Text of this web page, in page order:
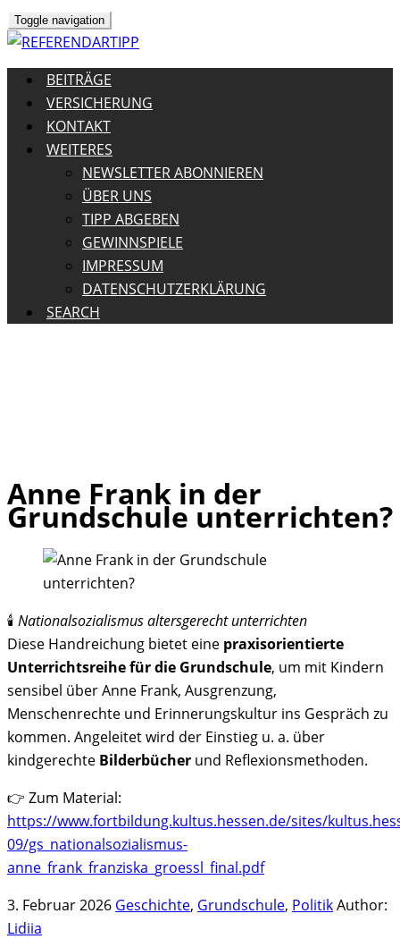
Toggle navigation
BEITRÄGE
VERSICHERUNG
KONTAKT
WEITERES
NEWSLETTER ABONNIEREN
ÜBER UNS
TIPP ABGEBEN
GEWINNSPIELE
IMPRESSUM
DATENSCHUTZERKLÄRUNG
SEARCH
Skip
to
Anne Frank in der
Grundschule unterrichten?
🕯️ Nationalsozialismus altersgerecht unterrichten
Diese Handreichung bietet eine praxisorientierte
Unterrichtsreihe für die Grundschule, um mit Kindern
sensibel über Anne Frank, Ausgrenzung,
Menschenrechte und Erinnerungskultur ins Gespräch zu
kommen. Angeleitet wird der Einstieg u. a. über
kindgerechte Bilderbücher und Reflexionsmethoden.
👉 Zum Material:
https://www.fortbildung.kultus.hessen.de/sites/
09/gs_nationalsozialismus-
anne_frank_franziska_groessl_final.pdf
3. Februar 2026 Geschichte, Grundschule, PolitikAuthor:
Lidiia